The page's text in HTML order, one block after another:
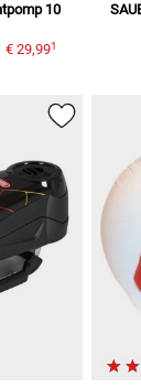
10
€ 29,991